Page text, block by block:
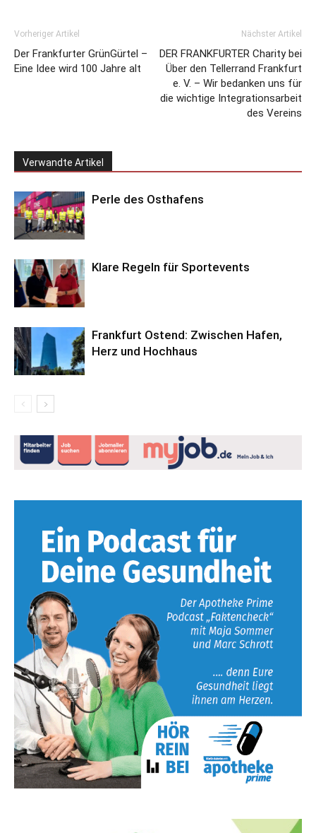
Vorheriger Artikel
Der Frankfurter GrünGürtel –
Eine Idee wird 100 Jahre alt
Nächster Artikel
DER FRANKFURTER Charity bei
Über den Tellerrand Frankfurt
e. V. – Wir bedanken uns für
die wichtige Integrationsarbeit
des Vereins
Verwandte Artikel
Perle des Osthafens
Klare Regeln für Sportevents
Frankfurt Ostend: Zwischen Hafen,
Herz und Hochhaus